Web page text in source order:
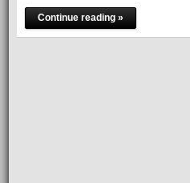
Continue reading »